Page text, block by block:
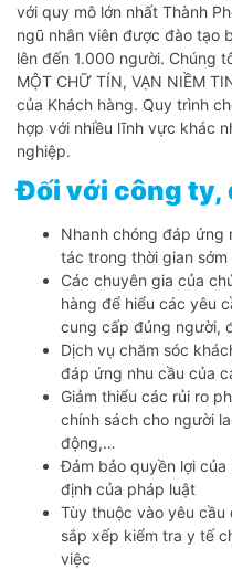
với quy mô lớn nhất Thành
ngũ nhân viên được đào tạo
lên đến 1.000 người. Chúng
MỘT CHỮ TÍN, VẠN NIỀM
của Khách hàng. Quy trình
hợp với nhiều lĩnh vực khác
nghiệp.
Đối với công ty,
Nhanh chóng đáp ứng
tác trong thời gian sớm
Các chuyên gia của
hàng để hiểu các yêu
cung cấp đúng người,
Dịch vụ chăm sóc
đáp ứng nhu cầu của
Giảm thiểu các rủi ro
chính sách cho người
động,…
Đảm bảo quyền lợi
định của pháp luật
Tùy thuộc vào yêu
sắp xếp kiểm tra y tế
việc